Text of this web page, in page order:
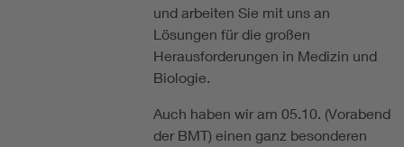
und arbeiten Sie mit uns an
Lösungen für die großen
Herausforderungen in Medizin und
Biologie.
Auch haben wir am 05.10. (Vorabend
der BMT) einen ganz besonderen